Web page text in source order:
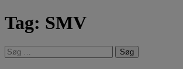
Tag: SMV
Søg
efter: